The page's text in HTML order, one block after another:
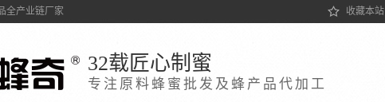
收藏本站
全产业链厂家
32载匠心制蜜
专注原料蜂蜜批发及蜂产品代加工